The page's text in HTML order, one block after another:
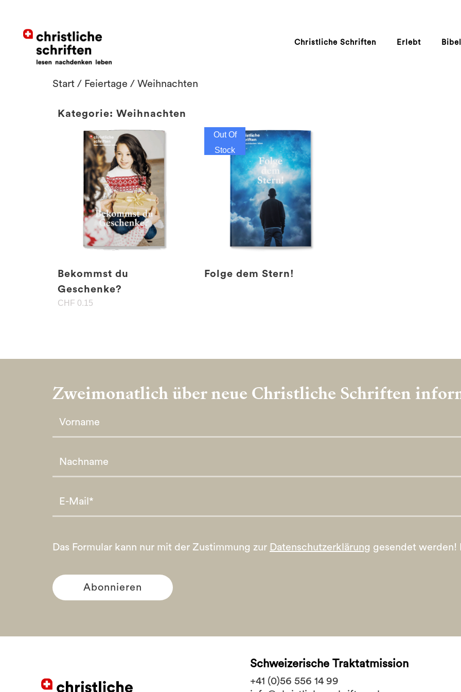
Christliche Schriften Erlebt
Start / Feiertage / Weihnachten
Kategorie: Weihnachten
Bekommst du
Geschenke?
CHF 0.15
Out Of
Stock
Folge dem Stern!
Zweimonatlich über neue Christliche Schriften
Das Formular kann nur mit der Zustimmung zur Datenschutzerklärung gesendet werden!
Schweizerische Traktatmission
+41 (0)56 556 14 99